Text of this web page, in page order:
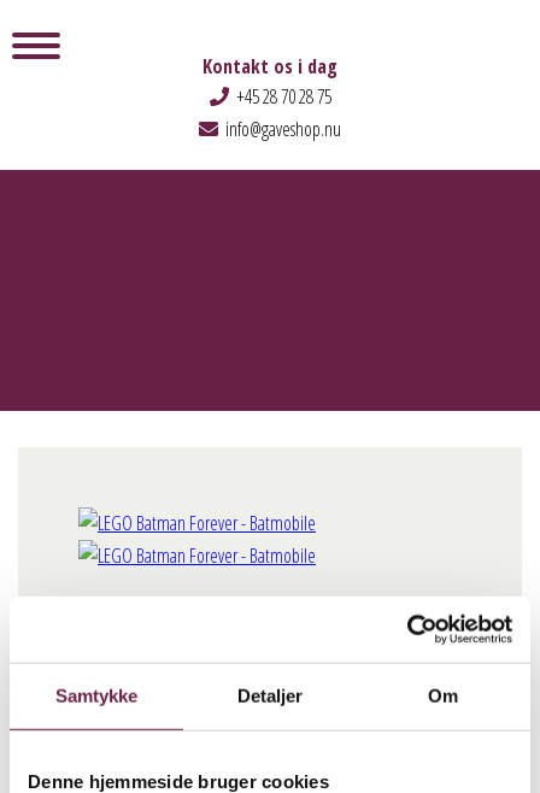
Samtykke Detaljer Om
Denne hjemmeside bruger cookies
Kontakt os i dag
+45 28 70 28 75
info@gaveshop.nu
LEGO Batman Forever –
Batmobile
720,00DKK